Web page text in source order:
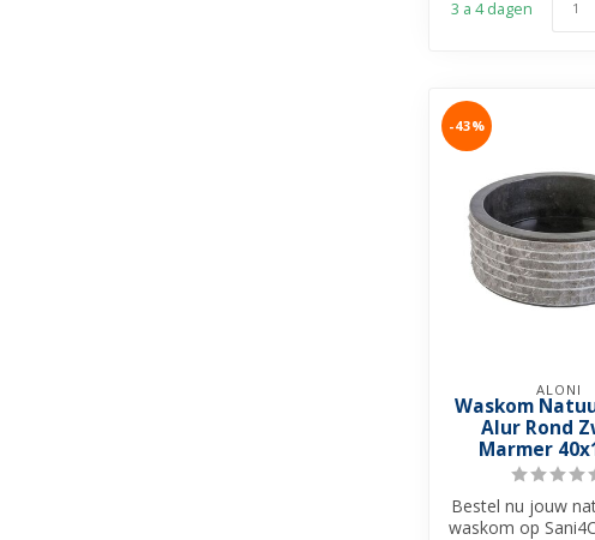
3 a 4 dagen
-43%
ALONI
Waskom
Alur Rond
Marmer
Bestel nu jouw
waskom op